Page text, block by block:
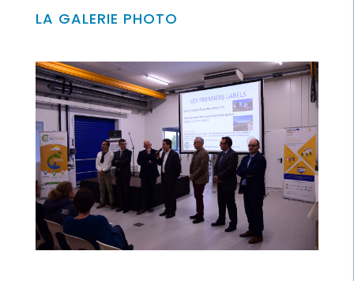
LA GALERIE PHOTO